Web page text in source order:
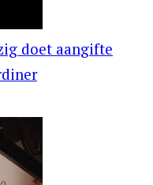
doet aangifte